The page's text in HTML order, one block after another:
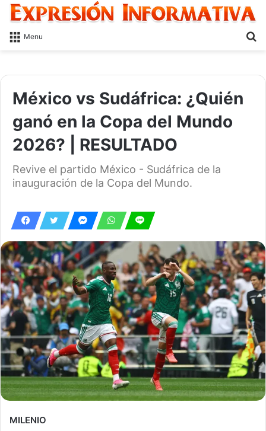
Menu
México vs Sudáfrica: ¿Quién
ganó en la Copa del Mundo
2026? | RESULTADO
Revive el partido México - Sudáfrica de la
inauguración de la Copa del Mundo.
MILENIO